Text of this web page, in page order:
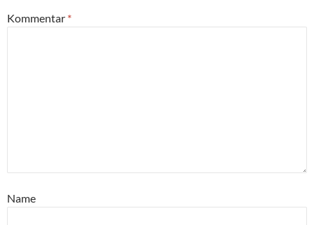
Kommentar *
Name